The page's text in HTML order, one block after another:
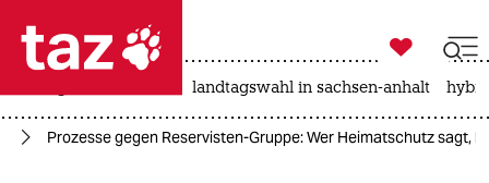
 taz zahl ich
taz zahl ich

taz zahl ich
landtagswahl in sachsen-anhalt
Prozesse gegen Reservisten-Gruppe: Wer Heimatschutz sagt,